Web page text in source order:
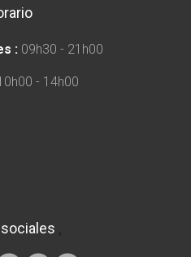
: 09h30 - 21h00
- 14h00